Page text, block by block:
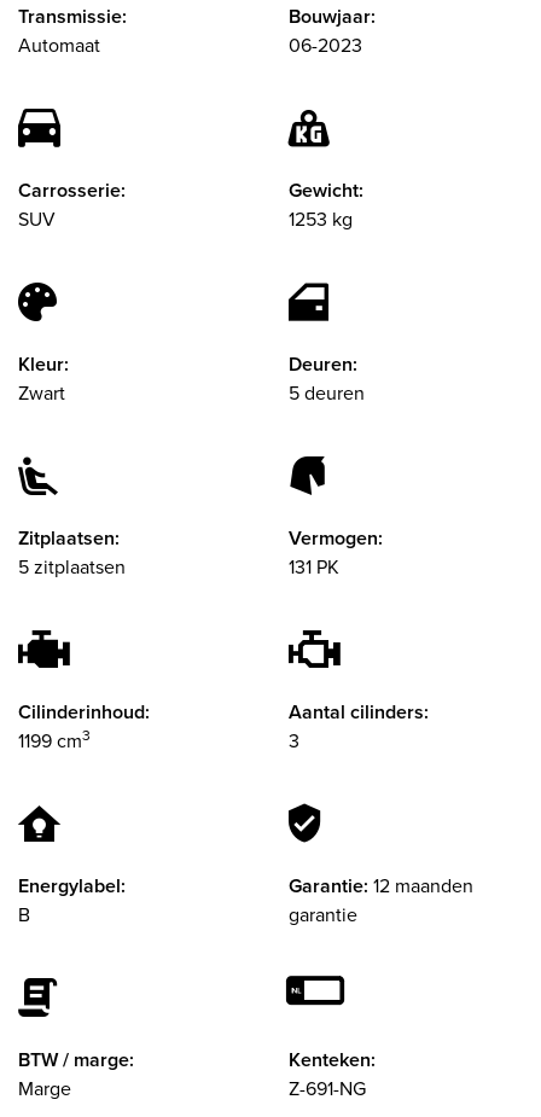
Transmissie:
Automaat
Bouwjaar:
06-2023
Carrosserie:
SUV
Gewicht:
1253 kg
Kleur:
Zwart
Deuren:
5 deuren
Zitplaatsen:
5 zitplaatsen
Vermogen:
131 PK
Cilinderinhoud:
1199 cm3
Aantal cilinders:
3
Energylabel:
B
Garantie: 12 maanden
garantie
BTW / marge:
Marge
Kenteken:
Z-691-NG